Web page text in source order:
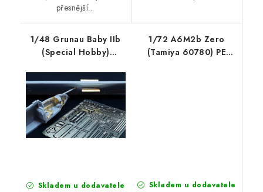
přesnější...
1/48 Grunau Baby IIb
(Special Hobby)
Special Hobby kit
Skladem u dodavatele
1/72 A6M2b Zero
(Tamiya 60780) PE
Skladem u dodavatele